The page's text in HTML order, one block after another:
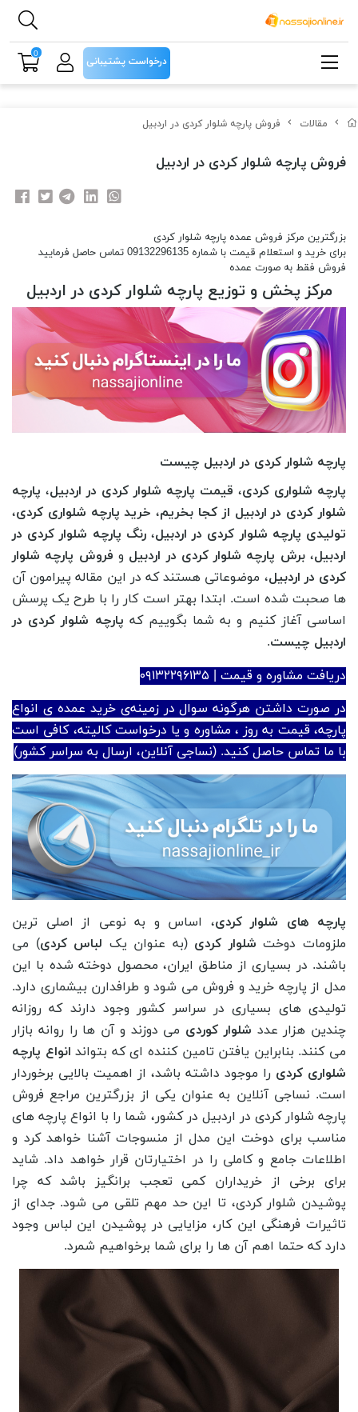
مقالات فروش پارچه شلوار کردی در اردبیل
فروش پارچه شلوار کردی در اردبیل
بزرگترین مرکز فروش عمده پارچه شلوار کردی
برای خرید و استعلام قیمت با شماره 09132296135 تماس حاصل فرمایید
فروش فقط به صورت عمده
مرکز پخش و توزیع پارچه شلوار کردی در اردبیل
پارچه شلوار کردی در اردبیل چیست
پارچه شلواری کردی، قیمت پارچه شلوار کردی در اردبیل، پارچه
شلوار کردی در اردبیل از کجا بخریم، خرید پارچه شلواری کردی،
تولیدی پارچه شلوار کردی در اردبیل،رنگ پارچه شلوار کردی در
اردبیل،برش پارچه شلوار کردی در اردبیل و فروش پارچه شلوار
کردی در اردبیل، موضوعاتی هستند که در این مقاله پیرامون آن
ها صحبت شده است. ابتدا بهتر است کار را با طرح یک پرسش
اساسی آغاز کنیم و به شما بگوییم که پارچه شلوار کردی در
اردبیل چیست.
دریافت مشاوره و قیمت | ۰۹۱۳۲۲۹۶۱۳۵
در صورت داشتن هرگونه سوال در زمینه‌ی خرید عمده ی انواع
پارچه، قیمت به روز ، مشاوره و یا درخواست کالیته، کافی است
با ما تماس حاصل کنید. (نساجی آنلاین، ارسال به سراسر کشور)
پارچه های شلوار کردی، اساس و به نوعی از اصلی ترین
ملزومات دوخت شلوار کردی (به عنوان یک لباس کردی) می
باشند. در بسیاری از مناطق ایران، محصول دوخته شده با این
مدل از پارچه خرید و فروش می شود و طرافدارن بیشماری دارد.
تولیدی های بسیاری در سراسر کشور وجود دارند که روزانه
چندین هزار عدد شلوار کوردی می دوزند و آن ها را روانه بازار
می کنند. بنابراین یافتن تامین کننده ای که بتواند انواع پارچه
شلواری کردی را موجود داشته باشد، از اهمیت بالایی برخوردار
است. نساجی آنلاین به عنوان یکی از بزرگترین مراجع فروش
پارچه شلوار کردی در اردبیل در کشور، شما را با انواع پارچه های
مناسب برای دوخت این مدل از منسوجات آشنا خواهد کرد و
اطلاعات جامع و کاملی را در اختیارتان قرار خواهد داد. شاید
برای برخی از خریداران کمی تعجب برانگیز باشد که چرا
پوشیدن شلوار کردی، تا این حد مهم تلقی می شود. جدای از
تاثیرات فرهنگی این کار، مزایایی در پوشیدن این لباس وجود
دارد که حتما اهم آن ها را برای شما برخواهیم شمرد.
درخواست پشتیبانی
0